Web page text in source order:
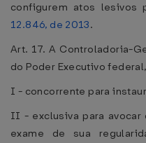
configurem atos lesivos
12.846, de 2013.
Art. 17. A Controladoria-
do Poder Executivo
I - concorrente para
II - exclusiva para avocar
exame de sua